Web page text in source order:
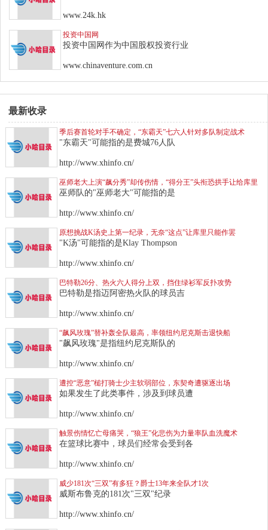
www.24k.hk
投资中国网
投资中国网作为中国股权投资行业
www.chinaventure.com.cn
最新收录
季后赛首轮对手不确定，“东霸天”七六人针对多队制定战术
"东霸天"可能指的是费城76人队
http://www.xhinfo.cn/
巫师老大上演“飙分秀”却传伤情，“得分王”头衔恐拱手让给库里
巫师队的"巫师老大"可能指的是
http://www.xhinfo.cn/
原想挑战K汤史上第一纪录，无奈“这点”让库里只能作罢
"K汤"可能指的是Klay Thompson
http://www.xhinfo.cn/
巴特勒26分、热火六人得分上双，挡住绿衫军反扑攻势
巴特勒是指迈阿密热火队的球员吉
http://www.xhinfo.cn/
“飙风玫瑰”替补轰全队最高，率领纽约尼克斯击退快船
"飙风玫瑰"是指纽约尼克斯队的
http://www.xhinfo.cn/
遭控“恶意”槌打骑士少主软弱部位，东契奇遭驱逐出场
如果发生了此类事件，涉及到球员遭
http://www.xhinfo.cn/
触景伤情忆亡母痛哭，“狼王”化悲伤为力量率队血洗魔术
在篮球比赛中，球员们经常会受到各
http://www.xhinfo.cn/
威少181次“三双”有多狂？爵士13年来全队才1次
威斯布鲁克的181次"三双"纪录
http://www.xhinfo.cn/